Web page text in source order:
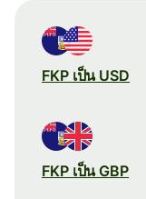
FKP เป็น USD
FKP เป็น GBP